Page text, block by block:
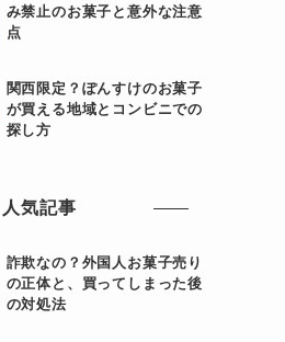
み禁止のお菓子と意外な注意
点
関西限定？ぽんすけのお菓子
が買える地域とコンビニでの
探し方
人気記事
詐欺なの？外国人お菓子売り
の正体と、買ってしまった後
の対処法